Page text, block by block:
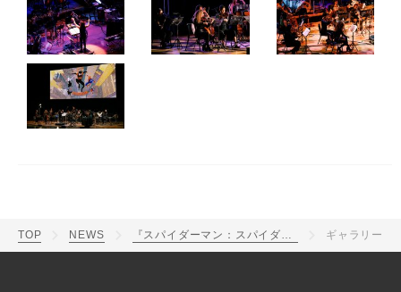
TOP NEWS 『スパイダーマン：スパイダーバース LIVE IN CONCERT』開催決定 ギャラリー